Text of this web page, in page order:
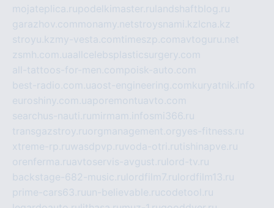
mojateplica.rupodelkimaster.ru landshaftblog.ru
garazhov.com monamy.netstroysnami.kz lcna.kz
stroyu.kz my-vesta.com timeszp.comavtoguru.net
zsmh.com.uaallcelebsplasticsurgery.com
all-tattoos-for-men.com poisk-auto.com
best-radio.com.uaost-engineering.com kuryatnik.info
euroshiny.com.ua poremontuavto.com
searchus-nauti.ru mirmam.infosmi366.ru
transgazstroy.ruorgmanagement.orgyes-fitness.ru
xtreme-rp.ruwasdpvp.ruvoda-otri.rutishinapve.ru
orenferma.ruavtoservis-avgust.ru lord-tv.ru
backstage-682-music.ru lordfilm7.ru lordfilm13.ru
prime-cars63.ruun-believable.rucodetool.ru